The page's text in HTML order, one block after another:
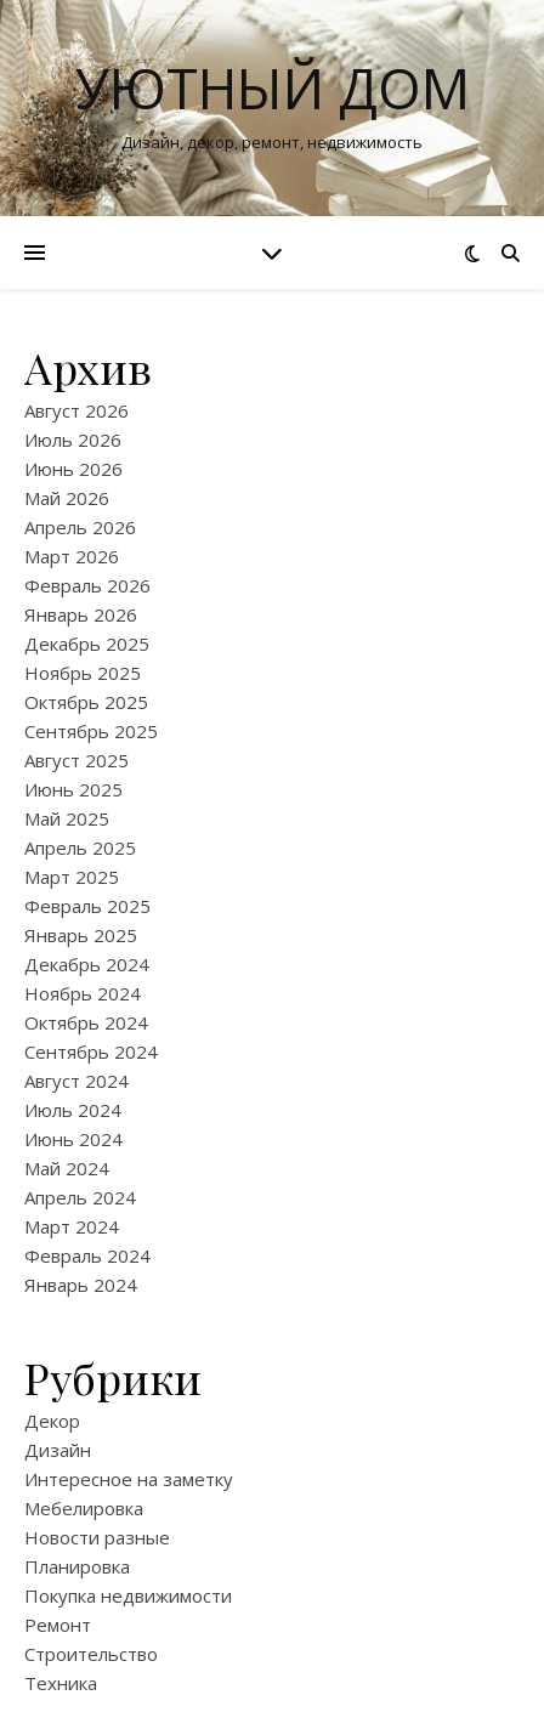
УЮТНЫЙ ДОМ
Дизайн, декор, ремонт, недвижимость
Архив
Август 2026
Июль 2026
Июнь 2026
Май 2026
Апрель 2026
Март 2026
Февраль 2026
Январь 2026
Декабрь 2025
Ноябрь 2025
Октябрь 2025
Сентябрь 2025
Август 2025
Июнь 2025
Май 2025
Апрель 2025
Март 2025
Февраль 2025
Январь 2025
Декабрь 2024
Ноябрь 2024
Октябрь 2024
Сентябрь 2024
Август 2024
Июль 2024
Июнь 2024
Май 2024
Апрель 2024
Март 2024
Февраль 2024
Январь 2024
Рубрики
Декор
Дизайн
Интересное на заметку
Мебелировка
Новости разные
Планировка
Покупка недвижимости
Ремонт
Строительство
Техника